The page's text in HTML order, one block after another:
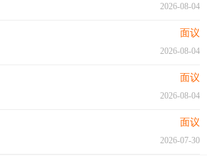
2026-08-04
面议
2026-08-04
面议
2026-08-04
面议
2026-07-30